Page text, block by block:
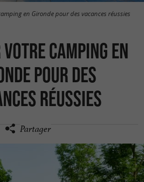
en Gironde pour des vacances réussies
camping en
pour des
réussies
Partager